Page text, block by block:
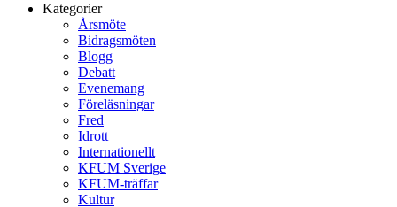
Kategorier
Årsmöte
Bidragsmöten
Blogg
Debatt
Evenemang
Föreläsningar
Fred
Idrott
Internationellt
KFUM Sverige
KFUM-träffar
Kultur